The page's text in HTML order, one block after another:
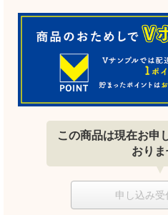
この商品は現在お申
おり
申し込み受